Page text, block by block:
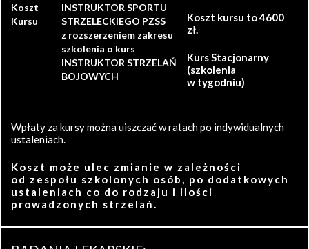
Koszt
Kursu
INSTRUKTOR SPORTU
STRZELECKIEGO PZSS
z rozszerzeniem zakresu
szkolenia o kurs
INSTRUKTOR STRZELAŃ
BOJOWYCH
Koszt kursu to 4600
zł.
Kurs Stacjonarny
(szkolenia
w tygodniu)
Wpłaty za kursy można uiszczać w ratach po indywidualnych
ustaleniach.
Koszt może ulec zmianie w zależności
od zespołu szkolonych osób, po dodatkowych
ustaleniach co do rodzaju i ilości
prowadzonych strzelań.